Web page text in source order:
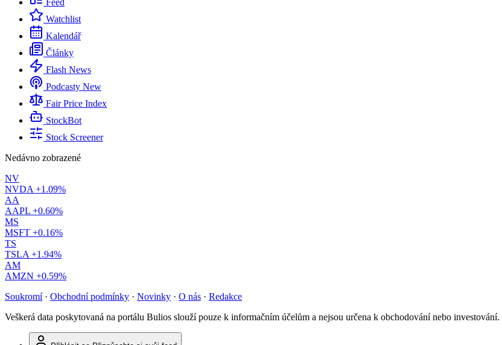
Feed
Watchlist
Kalendář
Články
Flash News
Podcasty New
Fair Price Index
StockBot
Stock Screener
Nedávno zobrazené
NV
NVDA +1.09%
AA
AAPL +0.60%
MS
MSFT +0.16%
TS
TSLA +1.94%
AM
AMZN +0.59%
Soukromí · Obchodní podmínky · Novinky · O nás · Redakce
Veškerá data poskytovaná na portálu Bulios slouží pouze k informačním účelům a nejsou určena k obchodování nebo investování.